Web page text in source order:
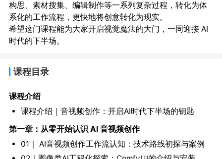
构思、素材搜集、编辑制作等一系列复杂过程，转化为体
系化的工作流程，更快地将创意转化为现实。
希望这门课程能为大家开启视觉魔法的大门，一同迎接 AI
时代的下半场。
课程目录
课程介绍
课程介绍｜音视频创作：开启AI时代下半场的钥匙
第一章：从零开始认识 AI 音视频创作
01｜ AI音视频创作工作流认知：技术路线初探与案例